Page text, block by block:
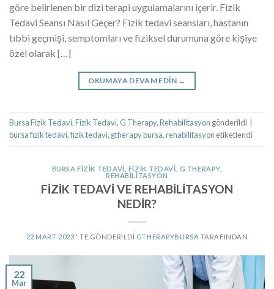
göre belirlenen bir dizi terapi uygulamalarını içerir. Fizik
Tedavi Seansı Nasıl Geçer? Fizik tedavi seansları, hastanın
tıbbi geçmişi, semptomları ve fiziksel durumuna göre kişiye
özel olarak […]
OKUMAYA DEVAM EDIN →
Bursa Fizik Tedavi,Fizik Tedavi, G Therapy,Rehabilitasyon gönderildi
bursa fizik tedavi,fizik tedavi, gtherapy bursa,rehabilitasyon etiketlendi
BURSA FIZIK TEDAVI FIZIK TEDAVI G THERAPY,
REHABILITASYON
FİZİK TEDAVİ VE REHABİLİTASYON
NEDİR?
22 MART 2023’' TE GÖNDERILDI GTHERAPYBURSA TARAFINDAN
22
Mar